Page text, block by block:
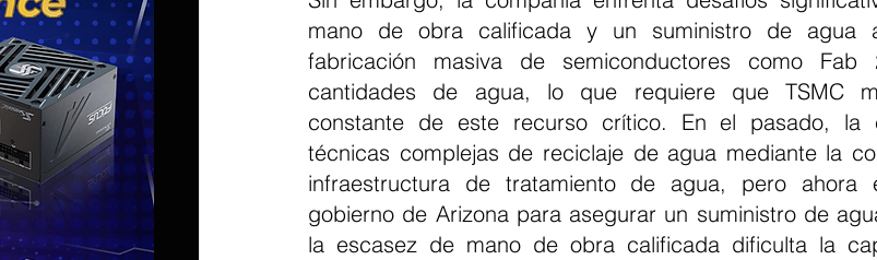
mano de obra calificada y un suministro de agua
fabricación masiva de semiconductores como Fab
cantidades de agua, lo que requiere que TSMC
constante de este recurso crítico. En el pasado, la
técnicas complejas de reciclaje de agua mediante la
infraestructura de tratamiento de agua, pero ahora
gobierno de Arizona para asegurar un suministro de
la escasez de mano de obra calificada dificulta la